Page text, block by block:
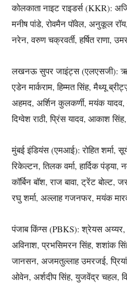
कोलकाता नाइट राइडर्स (KKR):
मनीष पांडे, रोवमैन पॉवेल, अनुकूल
नरेन, वरुण चक्रवर्ती, हर्षित राणा,
लखनऊ सुपर जाइंट्स (एलएसजी):
एडेन मार्कराम, हिम्मत सिंह, मैथ्यू
अहमद, अर्शिन कुलकर्णी, मयंक यादव,
दिग्वेश राठी, प्रिंस यादव, आकाश
मुंबई इंडियंस (एमआई): रोहित शर्मा,
रिकेल्टन, तिलक वर्मा, हार्दिक
कॉर्बिन बॉश, राज बावा, ट्रेंट बोल्ट,
रघु शर्मा, अल्लाह गजनफर, मयंक
पंजाब किंग्स (PBKS): श्रेयस अय्यर,
अविनाश, प्रभसिमरन सिंह, शशांक
जानसन, अजमतुल्लाह उमरजई,
ओवेन, अर्शदीप सिंह, युजवेंद्र चहल,